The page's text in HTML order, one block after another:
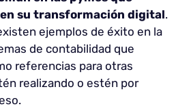
su transformación digital.
ejemplos de éxito en la
de contabilidad que
referencias para otras
realizando o estén por